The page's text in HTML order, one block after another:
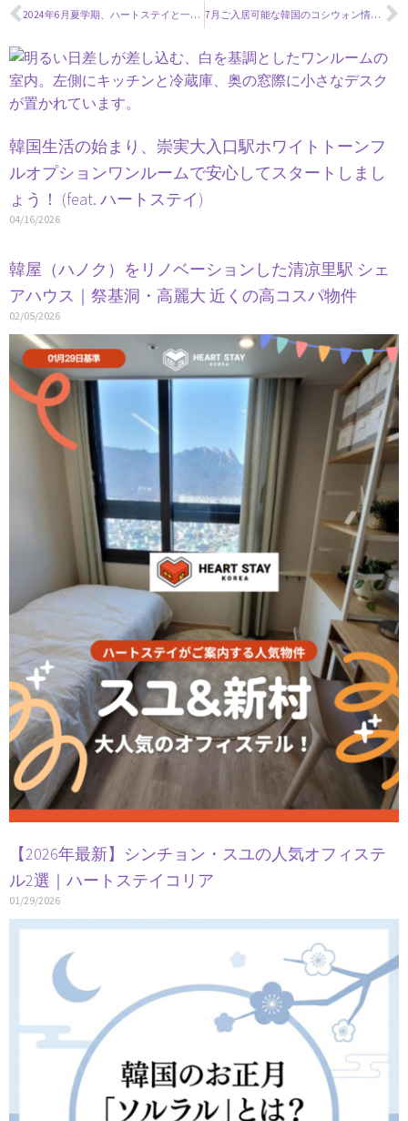
2024年6月夏学期、ハートステイと一緒にスタート！ 7月ご入居可能な韓国のコシウォン情報：日本人学生・短期滞在者向け
韓国生活の始まり、崇実大入口駅ホワイトトーンフ
ルオプションワンルームで安心してスタートしまし
ょう！ (feat. ハートステイ)
04/16/2026
韓屋（ハノク）をリノベーションした清凉里駅 シェ
アハウス｜祭基洞・高麗大 近くの高コスパ物件
02/05/2026
【2026年最新】シンチョン・スユの人気オフィステ
ル2選｜ハートステイコリア
01/29/2026